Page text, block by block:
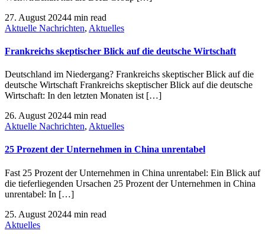
27. August 20244 min read
Aktuelle Nachrichten, Aktuelles
Frankreichs skeptischer Blick auf die deutsche Wirtschaft
Deutschland im Niedergang? Frankreichs skeptischer Blick auf die
deutsche Wirtschaft Frankreichs skeptischer Blick auf die deutsche
Wirtschaft: In den letzten Monaten ist […]
26. August 20244 min read
Aktuelle Nachrichten, Aktuelles
25 Prozent der Unternehmen in China unrentabel
Fast 25 Prozent der Unternehmen in China unrentabel: Ein Blick auf
die tieferliegenden Ursachen 25 Prozent der Unternehmen in China
unrentabel: In […]
25. August 20244 min read
Aktuelles